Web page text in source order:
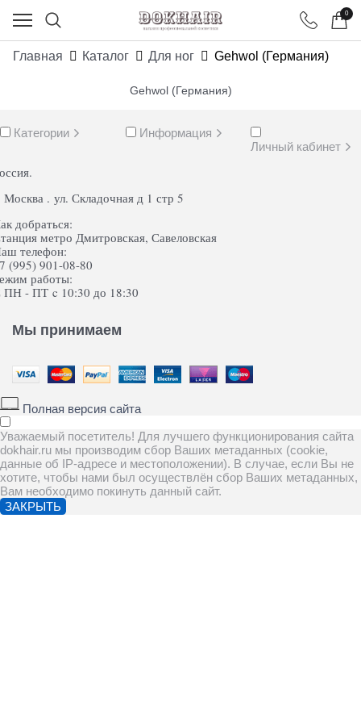
0
Главная Каталог Для ног Gehwol (Германия)
Gehwol (Германия)
Категории
Информация
Личный кабинет
Москва . ул. Складочная д 1 стр 5
добраться:
метро Дмитровская, Савеловская
телефон:
(995) 901-08-80
работы:
ПН - ПТ c 10:30 до 18:30
Мы принимаем
Полная версия сайта
Уважаемый посетитель! Для лучшего функционирования сайта
dokhair.ru мы производим сбор Ваших метаданных (cookie,
данные об IP-адресе и местоположении). В случае, если Вы не
хотите, чтобы нами был осуществлён сбор Ваших метаданных,
Вам необходимо покинуть данный сайт.
ЗАКРЫТЬ